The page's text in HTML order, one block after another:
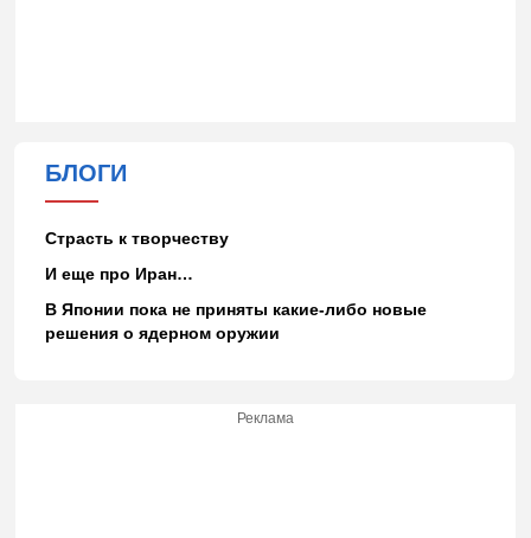
БЛОГИ
Страсть к творчеству
И еще про Иран…
В Японии пока не приняты какие-либо новые
решения о ядерном оружии
Реклама